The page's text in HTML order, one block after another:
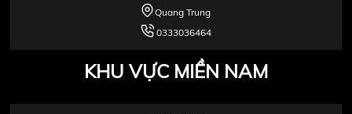
Quang Trung
0333036464
KHU VỰC MIỀN NAM